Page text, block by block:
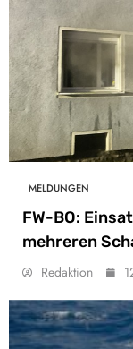
MELDUNGEN
FW-BO:
mehreren
Redaktion